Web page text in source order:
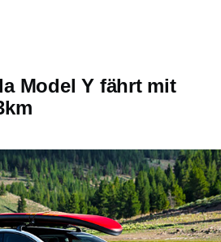
Model Y fährt mit